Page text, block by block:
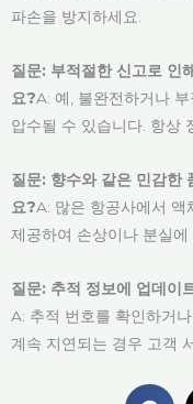
파손을 방지하세요.
질문: 부적절한 신고로 인
요?A: 예, 불완전하거나
압수될 수 있습니다. 항상
질문: 향수와 같은 민감한
요?A: 많은 항공사에서 액
제공하여 손상이나 분실
질문: 추적 정보에 업데이
A: 추적 번호를 확인하거
계속 지연되는 경우 고객